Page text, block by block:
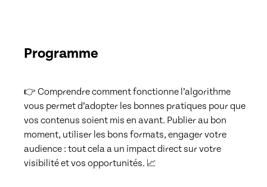
Programme
👉 Comprendre comment fonctionne l’algorithme
vous permet d’adopter les bonnes pratiques pour que
vos contenus soient mis en avant. Publier au bon
moment, utiliser les bons formats, engager votre
audience : tout cela a un impact direct sur votre
visibilité et vos opportunités. 📈